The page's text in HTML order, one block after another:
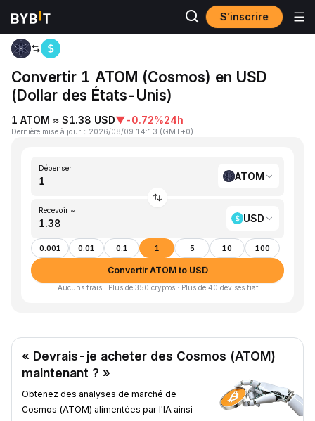
S’inscrire
Accueil
Convertir 1 ATOM (Cosmos) en USD
(Dollar des États-Unis)
1 ATOM ≈ $1.38 USD▼-0.72%24h
Dernière mise à jour ： 2026/08/09 14:13 (GMT+0)
Dépenser
ATOM
Recevoir ~
USD
0.001 0.01 0.1 1 5 10 100
Convertir ATOM to USD
Aucuns frais · Plus de 350 cryptos · Plus de 40 devises fiat
« Devrais-je acheter des Cosmos (ATOM)
maintenant ? »
Obtenez des analyses de marché de
Cosmos (ATOM) alimentées par l'IA ainsi